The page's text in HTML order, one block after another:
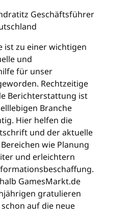
Geschäftsführer
ist zu einer wichtigen
und
für unser
Rechtzeitige
Berichterstattung ist
Branche
Hier helfen die
und der aktuelle
wie Planung
und erleichtern
GamesMarkt.de
gratulieren
auf die neue